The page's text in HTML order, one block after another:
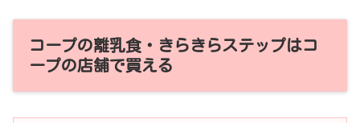
コープの離乳食・きらきらステップはコ
ープの店舗で買える